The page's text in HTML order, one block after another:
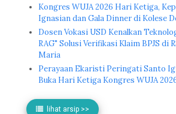
Kongres WUJA 2026 Hari Ketiga,
Ignasian dan Gala Dinner di Kolese
Dosen Vokasi USD Kenalkan
RAG" Solusi Verifikasi Klaim BPJS di
Maria
Perayaan Ekaristi Peringati Santo
Buka Hari Ketiga Kongres WUJA
lihat arsip >>